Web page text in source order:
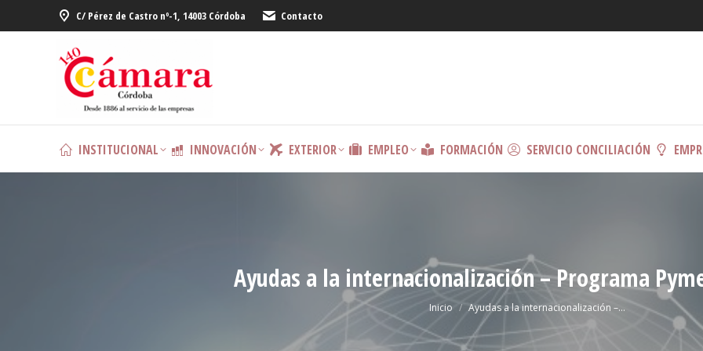
C/ Pérez de Castro nº-1, 14003 Córdoba Contacto
INSTITUCIONAL INNOVACIÓN EXTERIOR EMPLEO FORMACIÓN SERVICIO CONCILIACIÓN
Ayudas a la internacionalización – Programa
Estás aquí:
Inicio Ayudas a la internacionalización –…